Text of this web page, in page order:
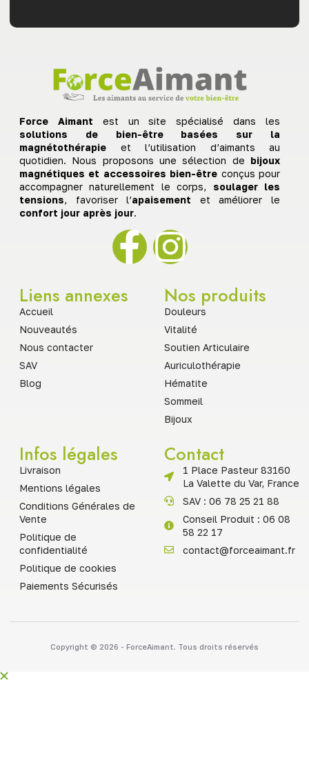
Force Aimant est un site spécialisé dans les
solutions de bien-être basées sur la
magnétothérapie et l’utilisation d’aimants au
quotidien. Nous proposons une sélection de bijoux
magnétiques et accessoires bien-être conçus pour
accompagner naturellement le corps, soulager les
tensions, favoriser l’apaisement et améliorer le
confort jour après jour.
Liens annexes
Accueil
Nouveautés
Nous contacter
SAV
Blog
Nos produits
Douleurs
Vitalité
Soutien Articulaire
Auriculothérapie
Hématite
Sommeil
Bijoux
Infos légales
Livraison
Mentions légales
Conditions Générales de
Vente
Politique de
confidentialité
Politique de cookies
Paiements Sécurisés
Contact
1 Place Pasteur 83160
La Valette du Var, France
SAV : 06 78 25 21 88
Conseil Produit : 06 08
58 22 17
contact@forceaimant.fr
Copyright © 2026 - ForceAimant. Tous droits réservés